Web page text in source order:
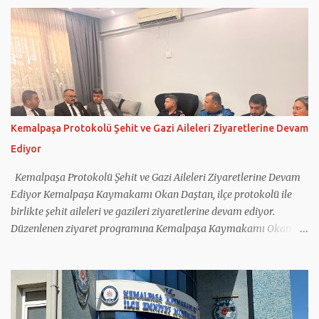
Mehmet Önder Ortoğlu, İlçe Jandarma Komutanlığı’nın
faaliyetleri hakkında Kaymakam Daştan’a bilgi verdi. Jandarma
personeliyle de bir araya gelen Kaymakam Okan Daştan,
vatandaşların huzur ve güvenliği için gece gündüz fedakârca
görev yapan tüm personele teşekkür ederek çalışmalarında
başarılar diledi.
Kemalpaşa Protokolü Şehit ve Gazi Aileleri Ziyaretlerine Devam
Ediyor
Kemalpaşa Protokolü Şehit ve Gazi Aileleri Ziyaretlerine Devam
Ediyor Kemalpaşa Kaymakamı Okan Daştan, ilçe protokolü ile
birlikte şehit aileleri ve gazileri ziyaretlerine devam ediyor.
Düzenlenen ziyaret programına Kemalpaşa Kaymakamı Okan
İlhan Tatar, İlçe Müftüsü Nurullah Birlik ile Sosyal Yardımlaşma
ve Dayanışma Vakfı Müdürü Kadriye Baş katıldı. Kaymakam
Daştan ve beraberindeki heyet; 2019 yılında Hakkâri Çukurca'da